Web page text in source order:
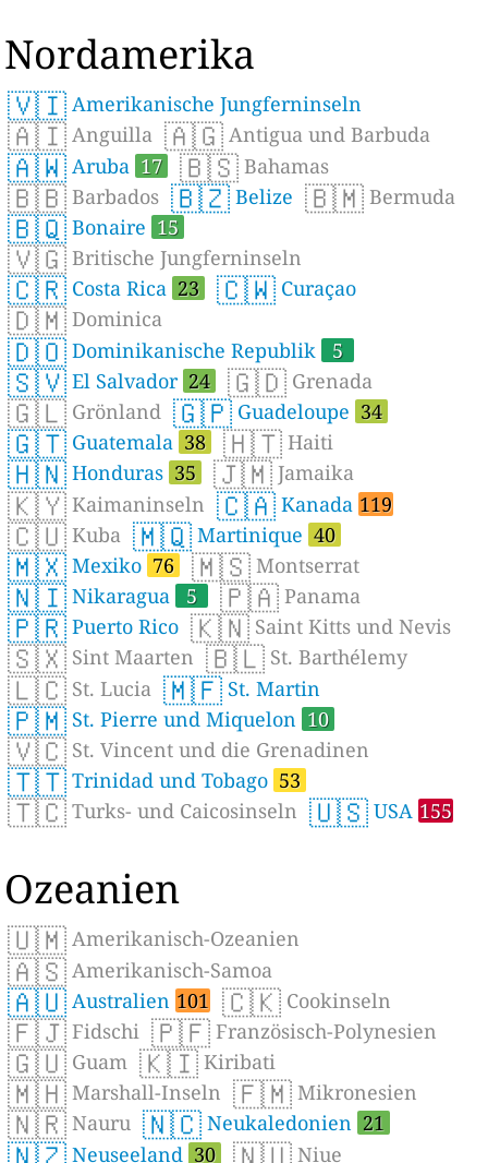
Nordamerika
🇻🇮 Amerikanische Jungferninseln
🇦🇮 Anguilla 🇦🇬 Antigua und Barbuda
🇦🇼 Aruba 17 🇧🇸 Bahamas
🇧🇧 Barbados 🇧🇿 Belize 🇧🇲 Bermuda
🇧🇶 Bonaire 15
🇻🇬 Britische Jungferninseln
🇨🇷 Costa Rica 23 🇨🇼 Curaçao
🇩🇲 Dominica
🇩🇴 Dominikanische Republik 5
🇸🇻 El Salvador 24 🇬🇩 Grenada
🇬🇱 Grönland 🇬🇵 Guadeloupe 34
🇬🇹 Guatemala 38 🇭🇹 Haiti
🇭🇳 Honduras 35 🇯🇲 Jamaika
🇰🇾 Kaimaninseln 🇨🇦 Kanada 119
🇨🇺 Kuba 🇲🇶 Martinique 40
🇲🇽 Mexiko 76 🇲🇸 Montserrat
🇳🇮 Nikaragua 5 🇵🇦 Panama
🇵🇷 Puerto Rico 🇰🇳 Saint Kitts und Nevis
🇸🇽 Sint Maarten 🇧🇱 St. Barthélemy
🇱🇨 St. Lucia 🇲🇫 St. Martin
🇵🇲 St. Pierre und Miquelon 10
🇻🇨 St. Vincent und die Grenadinen
🇹🇹 Trinidad und Tobago 53
🇹🇨 Turks- und Caicosinseln 🇺🇸 USA 155
Ozeanien
🇺🇲 Amerikanisch-Ozeanien
🇦🇸 Amerikanisch-Samoa
🇦🇺 Australien 101 🇨🇰 Cookinseln
🇫🇯 Fidschi 🇵🇫 Französisch-Polynesien
🇬🇺 Guam 🇰🇮 Kiribati
🇲🇭 Marshall-Inseln 🇫🇲 Mikronesien
🇳🇷 Nauru 🇳🇨 Neukaledonien 21
Neuseeland 30 Niue